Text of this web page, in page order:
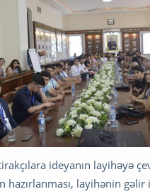
ideyanın layihəyə
hazırlanması, layihənin gəlir